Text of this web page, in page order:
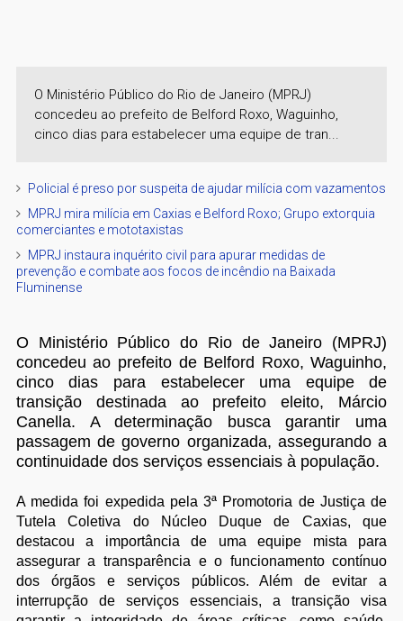
O Ministério Público do Rio de Janeiro (MPRJ)
concedeu ao prefeito de Belford Roxo, Waguinho,
cinco dias para estabelecer uma equipe de tran...
Policial é preso por suspeita de ajudar milícia com vazamentos
MPRJ mira milícia em Caxias e Belford Roxo; Grupo extorquia
comerciantes e mototaxistas
MPRJ instaura inquérito civil para apurar medidas de
prevenção e combate aos focos de incêndio na Baixada
Fluminense
O Ministério Público do Rio de Janeiro (MPRJ)
concedeu ao prefeito de Belford Roxo, Waguinho,
cinco dias para estabelecer uma equipe de
transição destinada ao prefeito eleito, Márcio
Canella. A determinação busca garantir uma
passagem de governo organizada, assegurando a
continuidade dos serviços essenciais à população.
A medida foi expedida pela 3ª Promotoria de Justiça de
Tutela Coletiva do Núcleo Duque de Caxias, que
destacou a importância de uma equipe mista para
assegurar a transparência e o funcionamento contínuo
dos órgãos e serviços públicos. Além de evitar a
interrupção de serviços essenciais, a transição visa